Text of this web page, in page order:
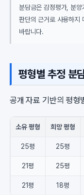
분담금은 감정평가, 분
판단의 근거로 사용하지
바랍니다.
평형별 추정 분
공개 자료 기반의 평형
소유 평형 희망 평형
25평 25평
21평 25평
21평 18평